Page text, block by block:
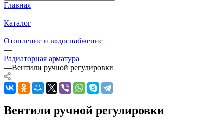
Главная
—
Каталог
—
Отопление и водоснабжение
—
Радиаторная арматура
—Вентили ручной регулировки
Вентили ручной регулировки